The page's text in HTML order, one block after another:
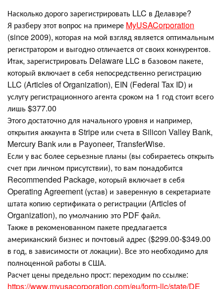
Насколько дорого зарегистрировать LLC в Делавэре?
Я разберу этот вопрос на примере MyUSACorporation
(since 2009), которая на мой взгляд является оптимальным
регистратором и выгодно отличается от своих конкурентов.
Итак, зарегистрировать Delaware LLC в базовом пакете,
который включает в себя непосредственно регистрацию
LLC (Articles of Organization), EIN (Federal Tax ID) и
услугу регистрационного агента сроком на 1 год стоит всего
лишь $377.00
Этого достаточно для начального уровня и например,
открытия аккаунта в Stripe или счета в Silicon Valley Bank,
Mercury Bank или в Payoneer, TransferWise.
Если у вас более серьезные планы (вы собираетесь открыть
счет при личном присутствии), то вам понадобится
Recommended Package, который включает в себя
Operating Agreement (устав) и заверенную в секретариате
штата копию сертификата о регистрации (Articles of
Organization), по умолчанию это PDF файл.
Также в рекоменованном пакете предлагается
американский бизнес и почтовый адрес ($299.00-$349.00
в год, в зависимости от локации). Все это необходимо для
полноценной работы в США.
Расчет цены предельно прост: переходим по ссылке:
https://www.myusacorporation.com/eu/form-llc/state/DE